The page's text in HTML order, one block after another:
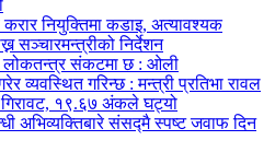
करार नियुक्तिमा कडाइ, अत्यावश्यक
सञ्चारमन्त्रीको निर्देशन
लोकतन्त्र संकटमा छ : ओली
व्यवस्थित गरिन्छ : मन्त्री प्रतिभा रावल
गिरावट, १९.६७ अंकले घट्यो
अभिव्यक्तिबारे संसद्मै स्पष्ट जवाफ दिन